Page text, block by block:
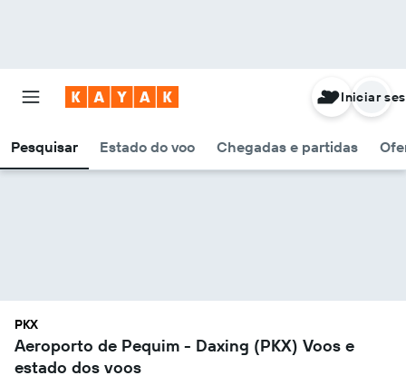
Pesquisar Estado do voo Chegadas e partidas
Iniciar
PKX
Aeroporto de Pequim - Daxing (PKX) Voos e
estado dos voos